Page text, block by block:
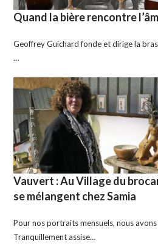
Quand la bière rencontre
Geoffrey Guichard fonde et dirige la
…
Vauvert : Au Village du
se mélangent chez Samia
Pour nos portraits mensuels, nous
Tranquillement assise…